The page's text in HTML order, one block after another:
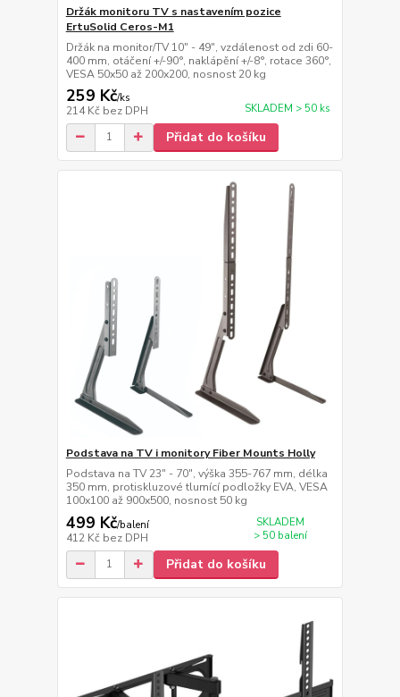
Držák monitoru TV s nastavením pozice
ErtuSolid Ceros-M1
Držák na monitor/TV 10" - 49", vzdálenost od zdi 60-
400 mm, otáčení +/-90°, naklápění +/-8°, rotace 360°,
VESA 50x50 až 200x200, nosnost 20 kg
259 Kč/ks
214 Kč bez DPH SKLADEM > 50 ks
Přidat do košíku
Podstava na TV i monitory Fiber Mounts Holly
Podstava na TV 23" - 70", výška 355-767 mm, délka
350 mm, protiskluzové tlumící podložky EVA, VESA
100x100 až 900x500, nosnost 50 kg
499 Kč/balení
412 Kč bez DPH
SKLADEM
> 50 balení
Přidat do košíku